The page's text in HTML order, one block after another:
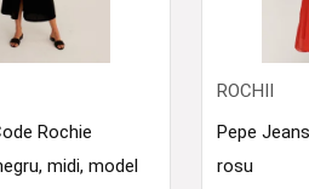
Rochie
midi, model
ROCHII
Pepe
rosu